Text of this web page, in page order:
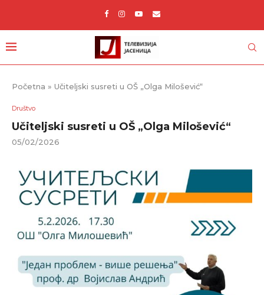
Početna » Učiteljski susreti u OŠ „Olga Milošević“
Društvo
Učiteljski susreti u OŠ „Olga Milošević“
05/02/2026